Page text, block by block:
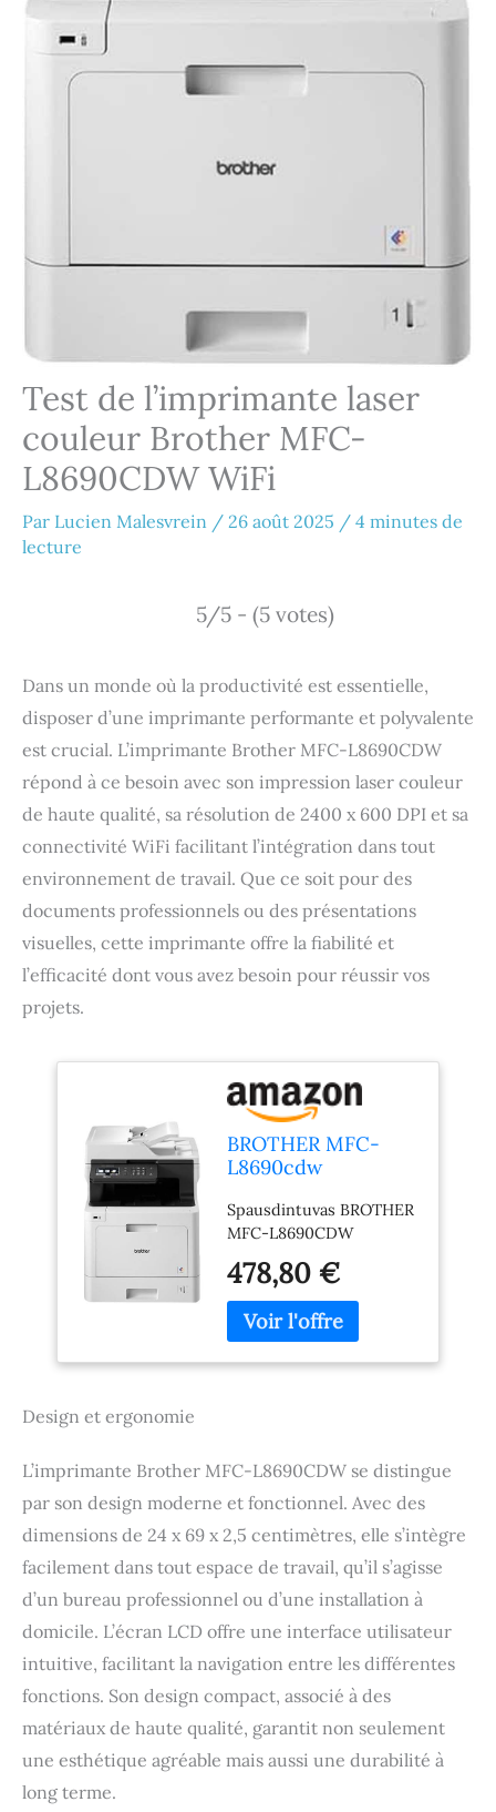
Test de l’imprimante laser
couleur Brother MFC-
L8690CDW WiFi
Par Lucien Malesvrein / 26 août 2025 / 4 minutes de
lecture
5/5 - (5 votes)
Dans un monde où la productivité est essentielle,
disposer d’une imprimante performante et polyvalente
est crucial. L’imprimante Brother MFC-L8690CDW
répond à ce besoin avec son impression laser couleur
de haute qualité, sa résolution de 2400 x 600 DPI et sa
connectivité WiFi facilitant l’intégration dans tout
environnement de travail. Que ce soit pour des
documents professionnels ou des présentations
visuelles, cette imprimante offre la fiabilité et
l’efficacité dont vous avez besoin pour réussir vos
projets.
BROTHER MFC-
L8690cdw
Multifonction Laser
Couleur
Spausdintuvas BROTHER
MFC-L8690CDW
478,80 €
Design et ergonomie
L’imprimante Brother MFC-L8690CDW se distingue
par son design moderne et fonctionnel. Avec des
dimensions de 24 x 69 x 2,5 centimètres, elle s’intègre
facilement dans tout espace de travail, qu’il s’agisse
d’un bureau professionnel ou d’une installation à
domicile. L’écran LCD offre une interface utilisateur
intuitive, facilitant la navigation entre les différentes
fonctions. Son design compact, associé à des
matériaux de haute qualité, garantit non seulement
une esthétique agréable mais aussi une durabilité à
long terme.